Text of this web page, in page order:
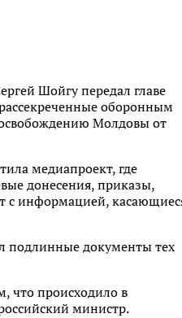
Шойгу передал главе
оборонным
Молдовы от
медиапроект, где
донесения, приказы,
с информацией,
подлинные документы тех
что происходило в
министр.